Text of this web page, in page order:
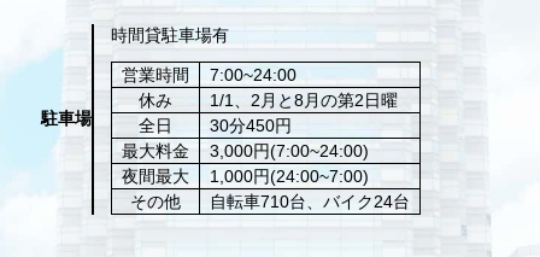
駐車場
時間貸駐車場有
営業時間
7:00~24:00
休み
1/1、2月と8月の第2日曜
全日
30分450円
最大料金
3,000円(7:00~24:00)
夜間最大
1,000円(24:00~7:00)
その他
自転車710台、バイク24台